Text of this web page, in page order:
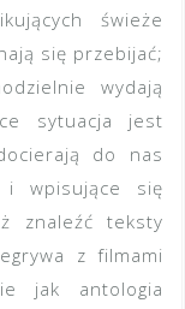
świeże
się przebijać;
wydają
sytuacja jest
do nas
i wpisujące się
znaleźć teksty
z filmami
jak antologia